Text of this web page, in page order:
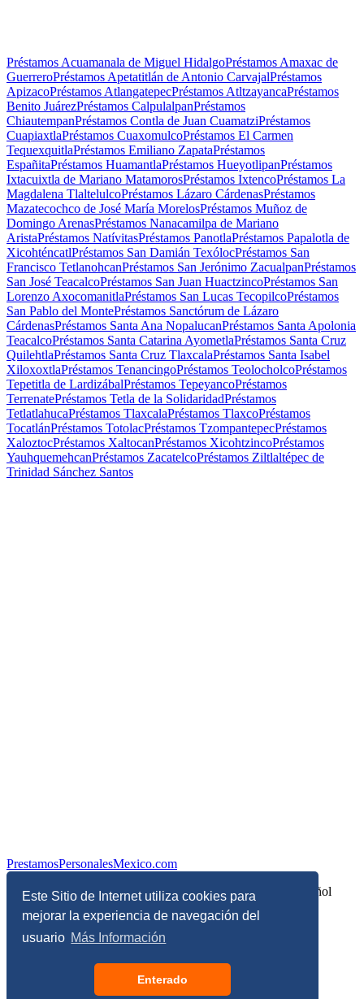
Este Sitio de Internet utiliza cookies para
mejorar la experiencia de navegación del
usuario Más Información
Enterado
Préstamos Acuamanala de Miguel HidalgoPréstamos Amaxac de
GuerreroPréstamos Apetatitlán de Antonio CarvajalPréstamos
ApizacoPréstamos AtlangatepecPréstamos AtltzayancaPréstamos
Benito JuárezPréstamos CalpulalpanPréstamos
ChiautempanPréstamos Contla de Juan CuamatziPréstamos
CuapiaxtlaPréstamos CuaxomulcoPréstamos El Carmen
TequexquitlaPréstamos Emiliano ZapataPréstamos
EspañitaPréstamos HuamantlaPréstamos HueyotlipanPréstamos
Ixtacuixtla de Mariano MatamorosPréstamos IxtencoPréstamos La
Magdalena TlaltelulcoPréstamos Lázaro CárdenasPréstamos
Mazatecochco de José María MorelosPréstamos Muñoz de
Domingo ArenasPréstamos Nanacamilpa de Mariano
AristaPréstamos NatívitasPréstamos PanotlaPréstamos Papalotla de
XicohténcatlPréstamos San Damián TexólocPréstamos San
Francisco TetlanohcanPréstamos San Jerónimo ZacualpanPréstamos
San José TeacalcoPréstamos San Juan HuactzincoPréstamos San
Lorenzo AxocomanitlaPréstamos San Lucas TecopilcoPréstamos
San Pablo del MontePréstamos Sanctórum de Lázaro
CárdenasPréstamos Santa Ana NopalucanPréstamos Santa Apolonia
TeacalcoPréstamos Santa Catarina AyometlaPréstamos Santa Cruz
QuilehtlaPréstamos Santa Cruz TlaxcalaPréstamos Santa Isabel
XiloxoxtlaPréstamos TenancingoPréstamos TeolocholcoPréstamos
Tepetitla de LardizábalPréstamos TepeyancoPréstamos
TerrenatePréstamos Tetla de la SolidaridadPréstamos
TetlatlahucaPréstamos TlaxcalaPréstamos TlaxcoPréstamos
TocatlánPréstamos TotolacPréstamos TzompantepecPréstamos
XaloztocPréstamos XaltocanPréstamos XicohtzincoPréstamos
YauhquemehcanPréstamos ZacatelcoPréstamos Ziltlaltépec de
Trinidad Sánchez Santos
PrestamosPersonalesMexico.com
Información sobre Finanzas Personales y Economía en Español
© Copyright 2017 - 2026 - Todos los derechos reservados
Términos, Condiciones y Políticas de Privacidad